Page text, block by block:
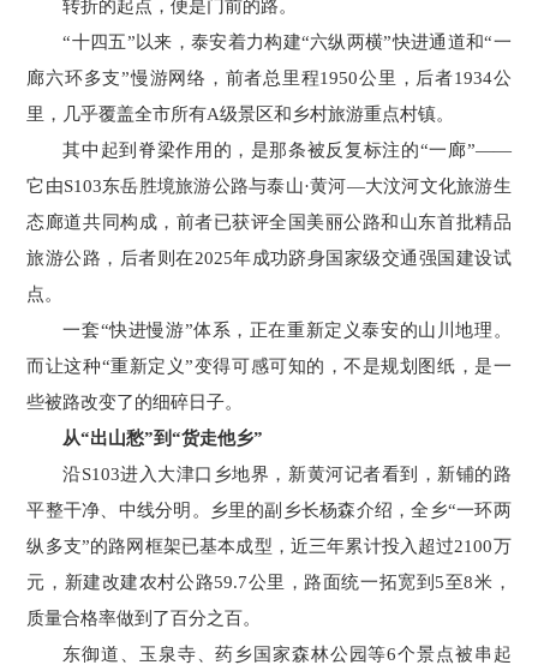
转折的起点，便是门前的路。
“十四五”以来，泰安着力构建“六纵两横”快进通道和“一
廊六环多支”慢游网络，前者总里程1950公里，后者1934公
里，几乎覆盖全市所有A级景区和乡村旅游重点村镇。
其中起到脊梁作用的，是那条被反复标注的“一廊”——
它由S103东岳胜境旅游公路与泰山·黄河—大汶河文化旅游生
态廊道共同构成，前者已获评全国美丽公路和山东首批精品
旅游公路，后者则在2025年成功跻身国家级交通强国建设试
点。
一套“快进慢游”体系，正在重新定义泰安的山川地理。
而让这种“重新定义”变得可感可知的，不是规划图纸，是一
些被路改变了的细碎日子。
从“出山愁”到“货走他乡”
沿S103进入大津口乡地界，新黄河记者看到，新铺的路
平整干净、中线分明。乡里的副乡长杨森介绍，全乡“一环两
纵多支”的路网框架已基本成型，近三年累计投入超过2100万
元，新建改建农村公路59.7公里，路面统一拓宽到5至8米，
质量合格率做到了百分之百。
东御道、玉泉寺、药乡国家森林公园等6个景点被串起